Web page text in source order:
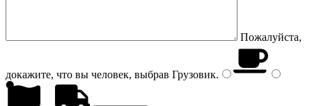
Пожалуйста,
докажите, что вы человек, выбрав Грузовик.